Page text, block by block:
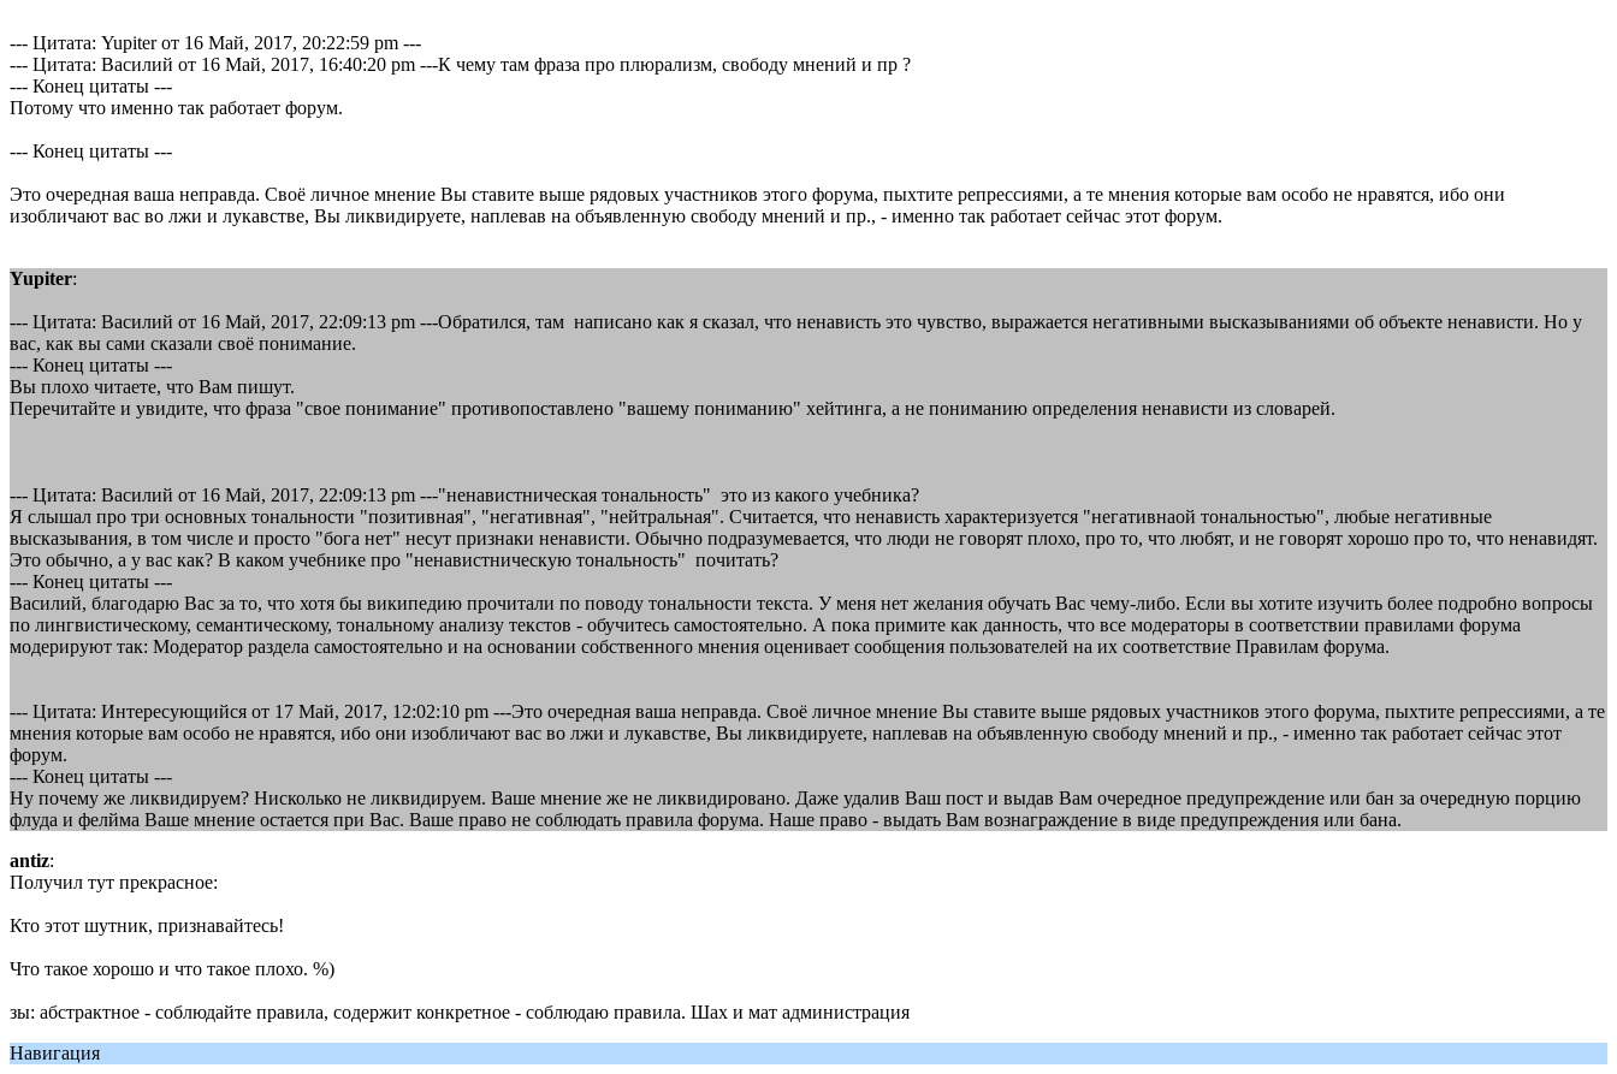
--- Цитата: Yupiter от 16 Май, 2017, 20:22:59 pm ---
--- Цитата: Василий от 16 Май, 2017, 16:40:20 pm ---К чему там фраза про плюрализм, свободу мнений и пр ?
--- Конец цитаты ---
Потому что именно так работает форум.
--- Конец цитаты ---
Это очередная ваша неправда. Своё личное мнение Вы ставите выше рядовых участников этого форума, пыхтите репрессиями, а те мнения которые вам особо не нравятся, ибо они
изобличают вас во лжи и лукавстве, Вы ликвидируете, наплевав на объявленную свободу мнений и пр., - именно так работает сейчас этот форум.
Yupiter:
--- Цитата: Василий от 16 Май, 2017, 22:09:13 pm ---Обратился, там написано как я сказал, что ненависть это чувство, выражается негативными высказываниями об объекте ненависти. Но у
вас, как вы сами сказали своё понимание.
--- Конец цитаты ---
Вы плохо читаете, что Вам пишут.
Перечитайте и увидите, что фраза "свое понимание" противопоставлено "вашему пониманию" хейтинга, а не пониманию определения ненависти из словарей.
--- Цитата: Василий от 16 Май, 2017, 22:09:13 pm ---"ненавистническая тональность" это из какого учебника?
Я слышал про три основных тональности "позитивная", "негативная", "нейтральная". Считается, что ненависть характеризуется "негативнаой тональностью", любые негативные
высказывания, в том числе и просто "бога нет" несут признаки ненависти. Обычно подразумевается, что люди не говорят плохо, про то, что любят, и не говорят хорошо про то, что ненавидят.
Это обычно, а у вас как? В каком учебнике про "ненавистническую тональность" почитать?
--- Конец цитаты ---
Василий, благодарю Вас за то, что хотя бы википедию прочитали по поводу тональности текста. У меня нет желания обучать Вас чему-либо. Если вы хотите изучить более подробно вопросы
по лингвистическому, семантическому, тональному анализу текстов - обучитесь самостоятельно. А пока примите как данность, что все модераторы в соответствии правилами форума
модерируют так: Модератор раздела самостоятельно и на основании собственного мнения оценивает сообщения пользователей на их соответствие Правилам форума.
--- Цитата: Интересующийся от 17 Май, 2017, 12:02:10 pm ---Это очередная ваша неправда. Своё личное мнение Вы ставите выше рядовых участников этого форума, пыхтите репрессиями, а те
мнения которые вам особо не нравятся, ибо они изобличают вас во лжи и лукавстве, Вы ликвидируете, наплевав на объявленную свободу мнений и пр., - именно так работает сейчас этот
форум.
--- Конец цитаты ---
Ну почему же ликвидируем? Нисколько не ликвидируем. Ваше мнение же не ликвидировано. Даже удалив Ваш пост и выдав Вам очередное предупреждение или бан за очередную порцию
флуда и фелйма Ваше мнение остается при Вас. Ваше право не соблюдать правила форума. Наше право - выдать Вам вознаграждение в виде предупреждения или бана.
antiz:
Получил тут прекрасное:
Кто этот шутник, признавайтесь!
Что такое хорошо и что такое плохо. %)
зы: абстрактное - соблюдайте правила, содержит конкретное - соблюдаю правила. Шах и мат администрация
Навигация